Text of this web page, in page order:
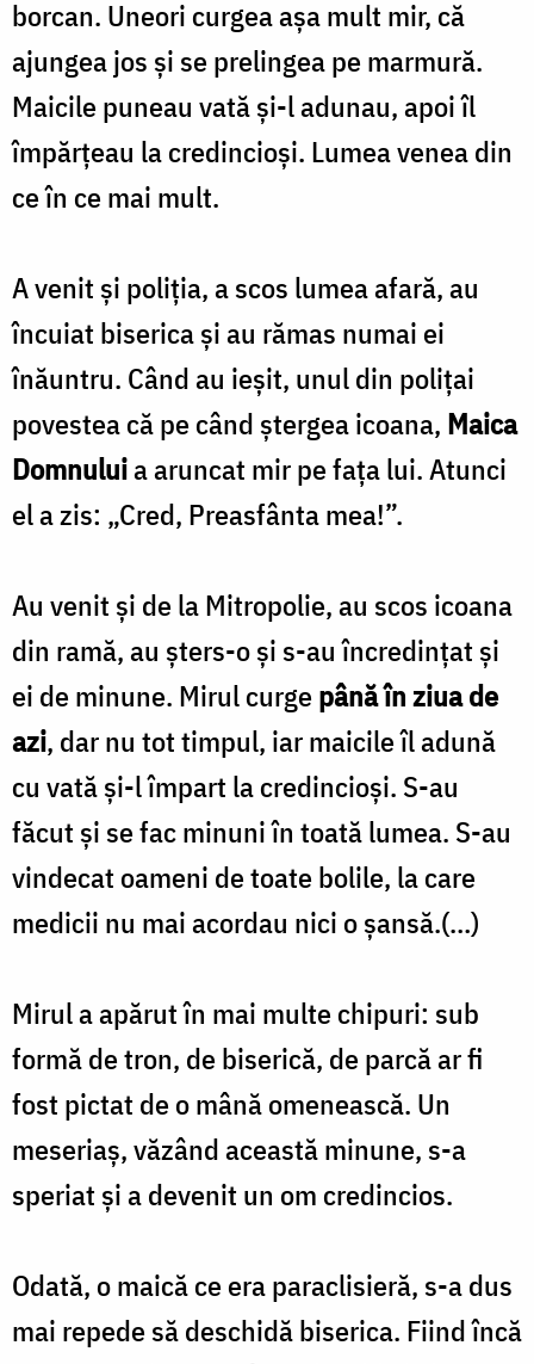
borcan. Uneori curgea aşa mult mir, că
ajungea jos şi se prelingea pe marmură.
Maicile puneau vată şi-l adunau, apoi îl
împărţeau la credincioşi. Lumea venea din
ce în ce mai mult.
A venit şi poliţia, a scos lumea afară, au
încuiat biserica şi au rămas numai ei
înăuntru. Când au ieşit, unul din poliţai
povestea că pe când ştergea icoana, Maica
Domnuluia aruncat mir pe faţa lui. Atunci
el a zis: „Cred, Preasfânta mea!”.
Au venit şi de la Mitropolie, au scos icoana
din ramă, au şters-o şi s-au încredinţat şi
ei de minune. Mirul curgepână în ziua de
azi, dar nu tot timpul, iar maicile îl adună
cu vată şi-l împart la credincioşi. S-au
făcut şi se fac minuni în toată lumea. S-au
vindecat oameni de toate bolile, la care
medicii nu mai acordau nici o şansă.(…)
Mirul a apărut în mai multe chipuri: sub
formă de tron, de biserică, de parcă ar fi
fost pictat de o mână omenească. Un
meseriaş, văzând această minune, s-a
speriat şi a devenit un om credincios.
Odată, o maică ce era paraclisieră, s-a dus
mai repede să deschidă biserica. Fiind încă